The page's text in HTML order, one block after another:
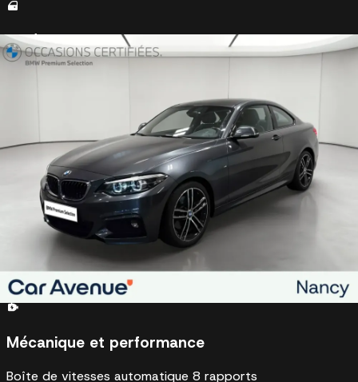
Extérieur et carrosserie
Antenne en forme d'aileron de requin
Clignotants avec répétiteurs latéraux intégrés dans les
rétroviseurs extérieurs
Désignation du modèle
Éléments extérieurs (poignées de portes, baguettes de
pare-chocs et de toit) couleur carrosserie
Inserts décoratifs en aluminium hexagon soulignés de bleu
Ligne d'ombre brillante BMW Individual
Seuils de portes avec inscription BMW
Teinte de carrosserie métallisée
Vitres teintées vertes
Mécanique et performance
Boîte de vitesses automatique 8 rapports